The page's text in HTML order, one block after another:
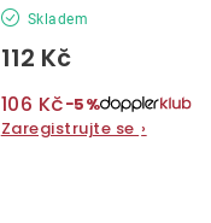
Skladem
112 Kč
106 Kč−5%
Zaregistrujte se ›